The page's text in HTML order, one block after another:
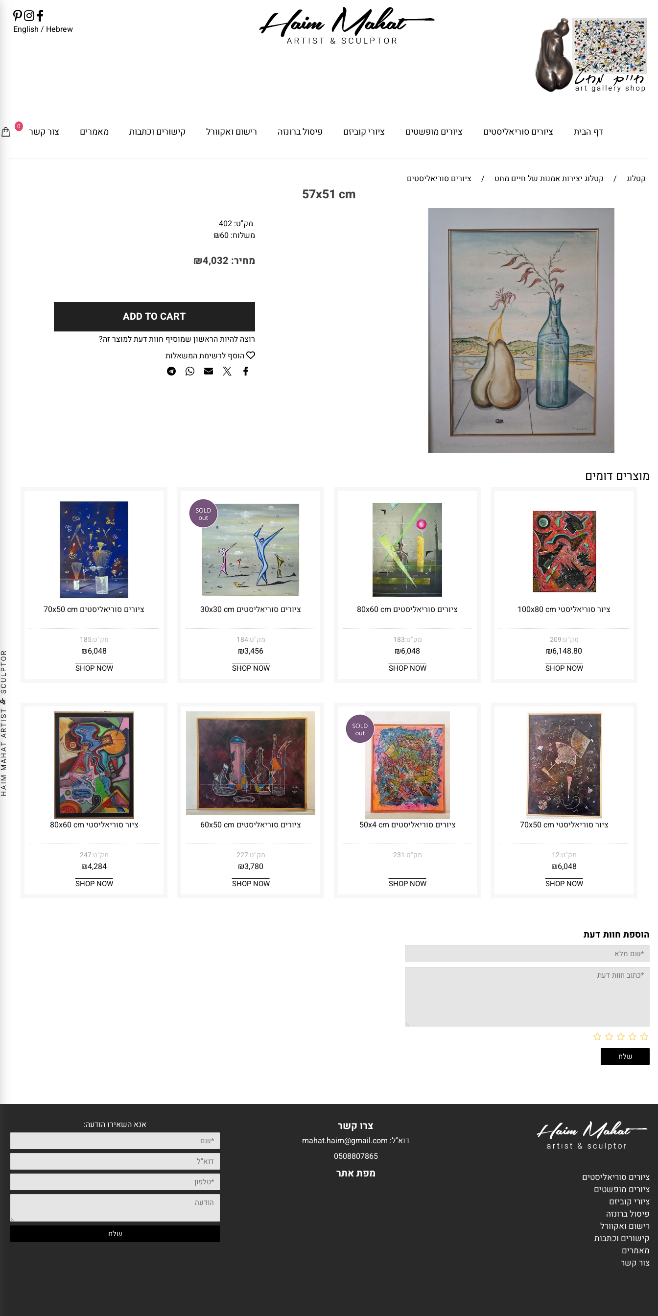
English / Hebrew
0 דף הבית ציורים סוריאליסטים ציורים מופשטים ציורי קוביזם פיסול ברונזה רישום ואקוורל קישורים וכתבות מאמרים צור קשר
קטלוג / קטלוג יצירות אמנות של חיים מחט / ציורים סוריאליסטים
57x51 cm
מק"ט: 402
משלוח:
₪60
מחיר: ₪4,032
ADD TO CART
רוצה להיות הראשון שמוסיף חוות דעת למוצר זה?
הוסף לרשימת המשאלות
מוצרים דומים
ציור סוריאליסטי 100x80 cm
מק"ט:209
₪6,148.80
SHOP NOW
ציורים סוריאליסטים 80x60 cm
מק"ט:183
₪6,048
SHOP NOW
ציורים סוריאליסטים 30x30 cm
מק"ט:184
₪3,456
SHOP NOW
ציורים סוריאליסטים 70x50 cm
מק"ט:185
₪6,048
SHOP NOW
ציור סוריאליסטי 70x50 cm
מק"ט:12
₪6,048
SHOP NOW
ציורים סוריאליסטים 50x4 cm
מק"ט:231
SHOP NOW
ציורים סוריאליסטים 60x50 cm
מק"ט:227
₪3,780
SHOP NOW
ציור סוריאליסטי 80x60 cm
מק"ט:247
₪4,284
SHOP NOW
הוספת חוות דעת
ציורים סוריאליסטים
ציורים מופשטים
ציורי קוביזם
פיסול ברונזה
רישום ואקוורל
קישורים וכתבות
מאמרים
צור קשר
צרו קשר
דוא"ל: mahat.haim@gmail.com
0508807865
מפת אתר
אנא השאירו הודעה: